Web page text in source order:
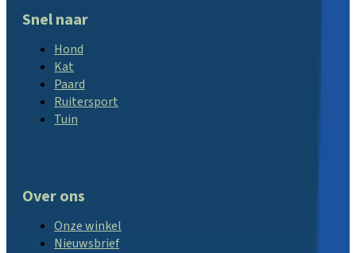
Snel naar
Hond
Kat
Paard
Ruitersport
Tuin
Over ons
Onze winkel
Nieuwsbrief